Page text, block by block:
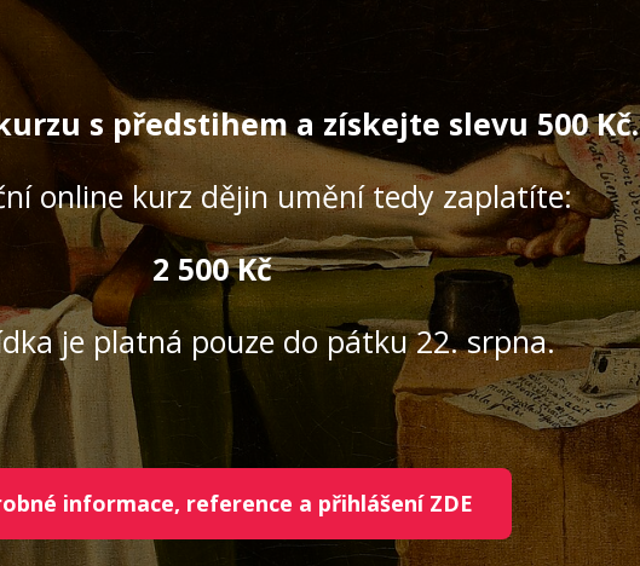
s předstihem a získejte slevu 500 Kč.
online kurz dějin umění tedy zaplatíte:
2 500 Kč
je platná pouze do pátku 22. srpna.
informace, reference a přihlášení ZDE